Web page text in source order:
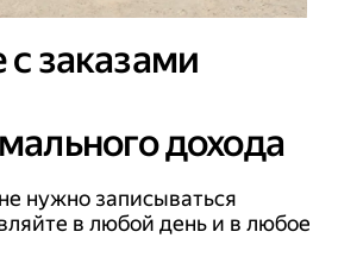
с заказами
дохода
нужно записываться
в любой день и в любое